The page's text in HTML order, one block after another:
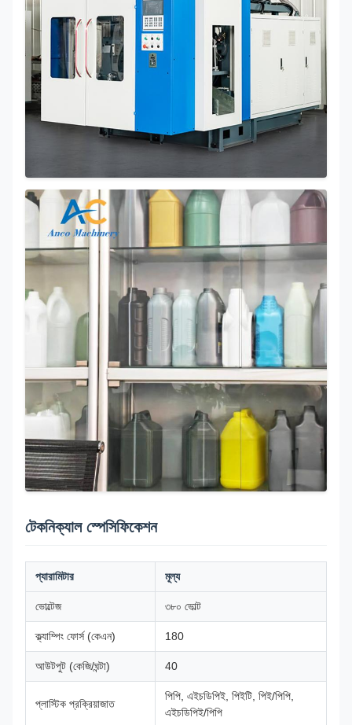
টেকনিক্যাল স্পেসিফিকেশন
প্যারামিটার মূল্য
ভোল্টেজ ৩৮০ ভোল্ট
ক্ল্যাম্পিং ফোর্স (কেএন) 180
আউটপুট (কেজি/ঘন্টা) 40
প্লাস্টিক প্রক্রিয়াজাত
পিপি, এইচডিপিই, পিইটি, পিই/পিপি,
এইচডিপিই/পিপি